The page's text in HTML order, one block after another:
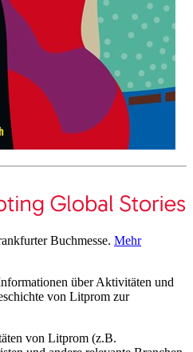
Buchmesse. Mehr
über Aktivitäten und
von Litprom zur
von Litprom (z.B.